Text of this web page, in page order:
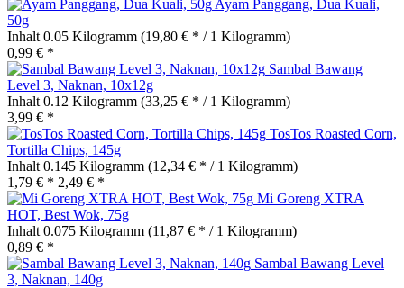
Ayam Panggang, Dua Kuali,
50g
Inhalt 0.05 Kilogramm (19,80 € * / 1 Kilogramm)
0,99 € *
Sambal Bawang
Level 3, Naknan, 10x12g
Inhalt 0.12 Kilogramm (33,25 € * / 1 Kilogramm)
3,99 € *
TosTos Roasted Corn,
Tortilla Chips, 145g
Inhalt 0.145 Kilogramm (12,34 € * / 1 Kilogramm)
1,79 € * 2,49 € *
Mi Goreng XTRA
HOT, Best Wok, 75g
Inhalt 0.075 Kilogramm (11,87 € * / 1 Kilogramm)
0,89 € *
Sambal Bawang Level
3, Naknan, 140g